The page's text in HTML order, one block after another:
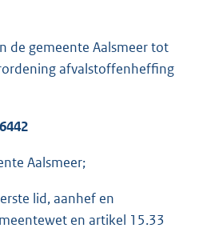
de gemeente Aalsmeer tot
afvalstoffenheffing
Aalsmeer;
lid, aanhef en
en artikel 15.33